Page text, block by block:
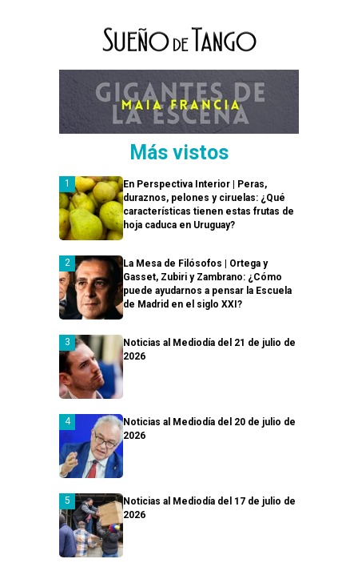
Más vistos
En Perspectiva Interior | Peras,
duraznos, pelones y ciruelas: ¿Qué
características tienen estas frutas de
hoja caduca en Uruguay?
La Mesa de Filósofos | Ortega y
Gasset, Zubiri y Zambrano: ¿Cómo
puede ayudarnos a pensar la Escuela
de Madrid en el siglo XXI?
Noticias al Mediodía del 21 de julio de
2026
Noticias al Mediodía del 20 de julio de
2026
Noticias al Mediodía del 17 de julio de
2026